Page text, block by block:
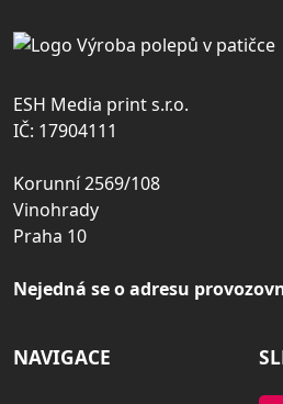
ESH Media print s.r.o.
IČ: 17904111
Korunní 2569/108
Vinohrady
Praha 10
Nejedná se o adresu
NAVIGACE